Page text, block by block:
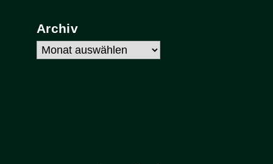
Archiv
Archiv